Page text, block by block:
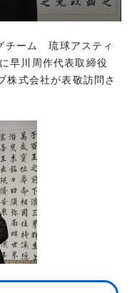
チーム 琉球アスティ
早川周作代表取締役
株式会社が表敬訪問さ